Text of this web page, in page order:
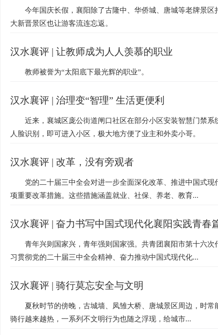
今年国庆长假，襄阳除了古隆中、华侨城、唐城等老牌景
大新晋景区也让游客流连忘返。
汉水襄评 | 让教师成为人人羡慕的职业
教师被誉为“太阳底下最光辉的职业”。
汉水襄评 | 治理变“智理” 生活更便利
近来，襄城区庞公街道闸口社区在部分小区安装智慧门禁
人脸识别，即可进入小区，极大地方便了业主和外卖小哥。
汉水襄评 | 改革，没有旁观者
党的二十届三中全会对进一步全面深化改革、推进中国式现
项重要改革措施。这些措施涵盖就业、社保、养老、教育...
汉水襄评 | 奋力书写中国式现代化襄阳实践青春
青年兴则国家兴，青年强则国家强。共青团襄阳市第十六
习贯彻党的二十届三中全会精神、奋力推动中国式现代化...
汉水襄评 | 骑行莫忘安全与文明
夏秋时节的傍晚，古城墙、凤雏大桥、唐城景区周边，时常
骑行越来越热，一系列不文明行为也随之浮现，给城市...